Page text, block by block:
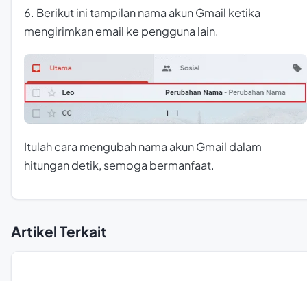
6. Berikut ini tampilan nama akun Gmail ketika
mengirimkan email ke pengguna lain.
Itulah cara mengubah nama akun Gmail dalam
hitungan detik, semoga bermanfaat.
Artikel Terkait